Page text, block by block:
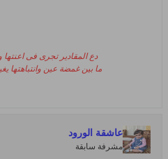
دع المقادير تجرى فى اعنتها
ما بين غمضة عين وانتباهتها
عاشقة الورود
مشرفة سابقة